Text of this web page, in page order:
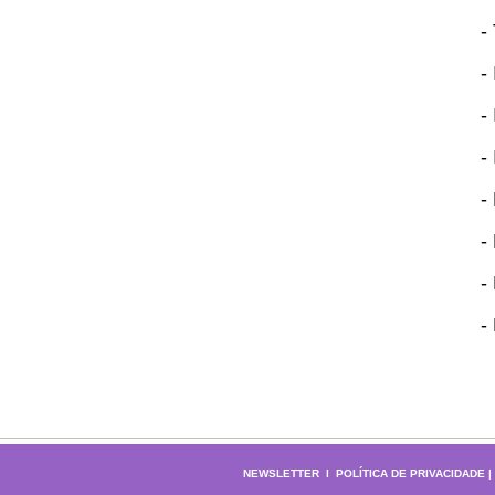
-
-
-
-
-
-
-
-
NEWSLETTERl POLÍTICA DE PRIVACIDADE |